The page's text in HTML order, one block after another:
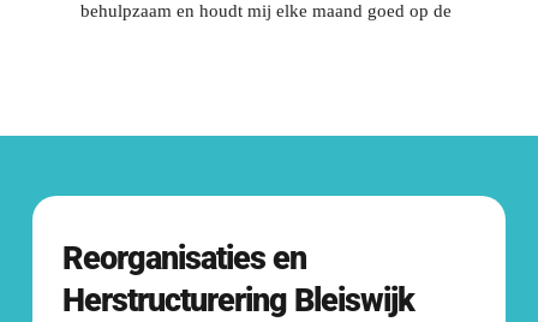
behulpzaam en houdt mij elke maand goed op de
Reorganisaties en
Herstructurering Bleiswijk